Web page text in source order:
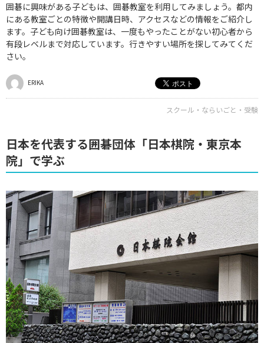
囲碁に興味がある子どもは、囲碁教室を利用してみましょう。都内
にある教室ごとの特徴や開講日時、アクセスなどの情報をご紹介し
ます。子ども向け囲碁教室は、一度もやったことがない初心者から
有段レベルまで対応しています。行きやすい場所を探してみてくだ
さい。
ERIKA
スクール・ならいごと・受験
日本を代表する囲碁団体「日本棋院・東京本
院」で学ぶ